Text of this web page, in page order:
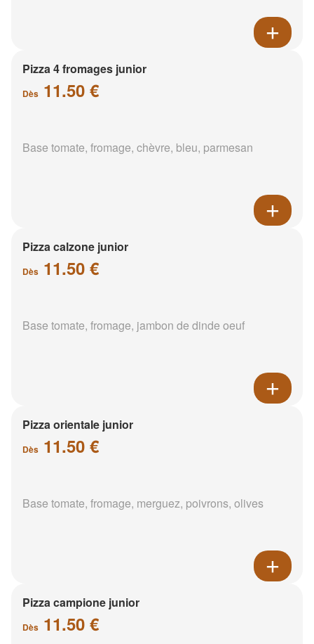
Pizza 4 fromages junior
Dès 11.50 €
Base tomate, fromage, chèvre, bleu, parmesan
Pizza calzone junior
Dès 11.50 €
Base tomate, fromage, jambon de dinde oeuf
Pizza orientale junior
Dès 11.50 €
Base tomate, fromage, merguez, poivrons, olives
Pizza campione junior
Dès 11.50 €